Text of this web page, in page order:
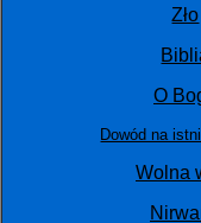
Zło
O
Dowód na
Wolna